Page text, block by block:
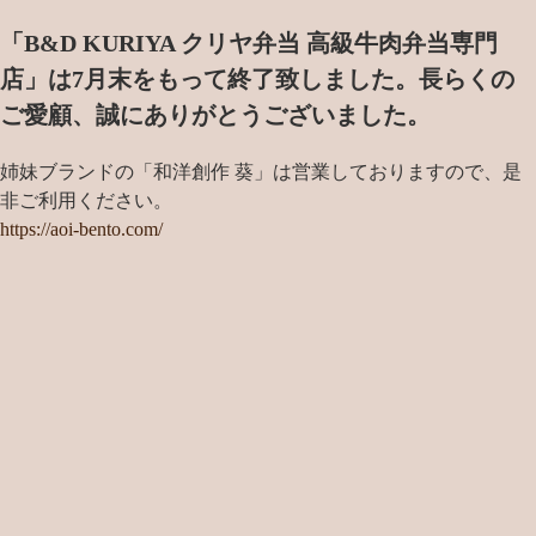
「B&D KURIYA クリヤ弁当 高級牛肉弁当専門
店」は7月末をもって終了致しました。 長らくの
ご愛顧、誠にありがとうございました。
姉妹ブランドの「和洋創作 葵」は営業しておりますので、是
非ご利用ください。
https://aoi-bento.com/